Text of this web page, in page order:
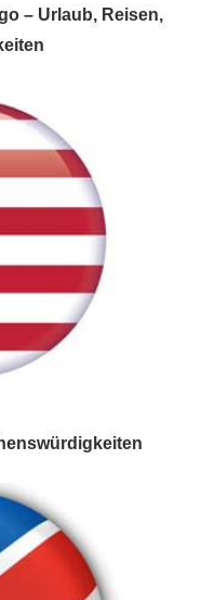
– Urlaub, Reisen,